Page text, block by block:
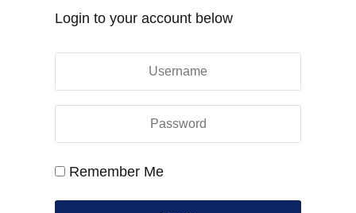
Login to your account below
Remember Me